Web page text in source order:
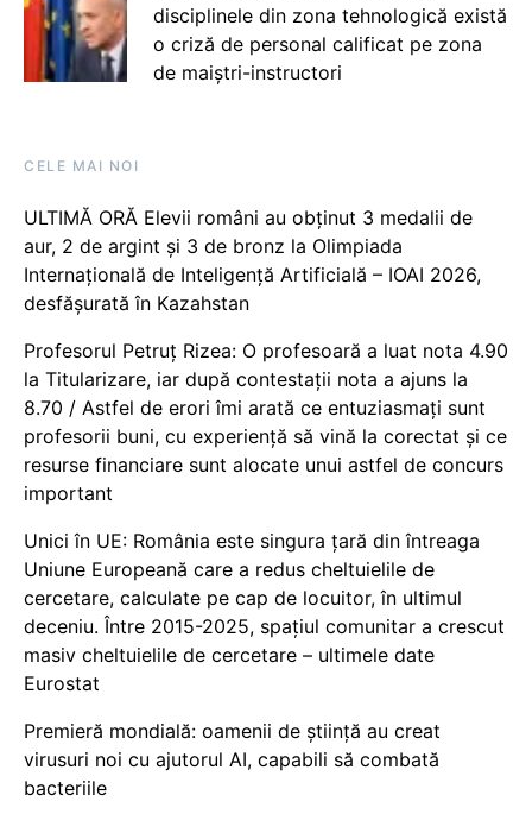
disciplinele din zona tehnologică există
o criză de personal calificat pe zona
de maiștri-instructori
CELE MAI NOI
ULTIMĂ ORĂ Elevii români au obținut 3 medalii de
aur, 2 de argint și 3 de bronz la Olimpiada
Internațională de Inteligență Artificială – IOAI 2026,
desfășurată în Kazahstan
Profesorul Petruț Rizea: O profesoară a luat nota 4.90
la Titularizare, iar după contestații nota a ajuns la
8.70 / Astfel de erori îmi arată ce entuziasmați sunt
profesorii buni, cu experiență să vină la corectat și ce
resurse financiare sunt alocate unui astfel de concurs
important
Unici în UE: România este singura țară din întreaga
Uniune Europeană care a redus cheltuielile de
cercetare, calculate pe cap de locuitor, în ultimul
deceniu. Între 2015-2025, spațiul comunitar a crescut
masiv cheltuielile de cercetare – ultimele date
Eurostat
Premieră mondială: oamenii de știință au creat
virusuri noi cu ajutorul AI, capabili să combată
bacteriile